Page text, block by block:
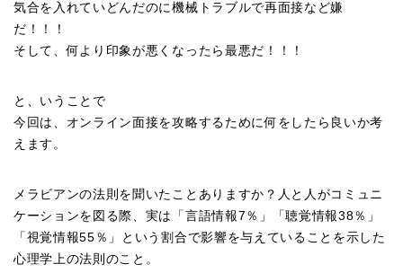
気合を入れていどんだのに機械トラブルで再面接など嫌
だ！！！
そして、何より印象が悪くなったら最悪だ！！！
と、いうことで
今回は、オンライン面接を攻略するために何をしたら良いか考
えます。
メラビアンの法則を聞いたことありますか？人と人がコミュニ
ケーションを図る際、実は「言語情報7％」「聴覚情報38％」
「視覚情報55％」という割合で影響を与えていることを示した
心理学上の法則のこと。